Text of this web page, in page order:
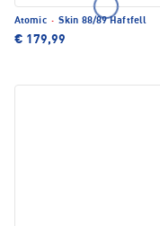
Atomic · Skin 88/89 Haftfell
€ 179,99